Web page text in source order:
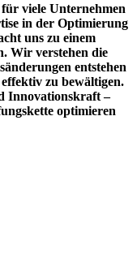
viele Unternehmen
in der Optimierung
uns zu einem
Wir verstehen die
entstehen
zu bewältigen.
Innovationskraft –
optimieren